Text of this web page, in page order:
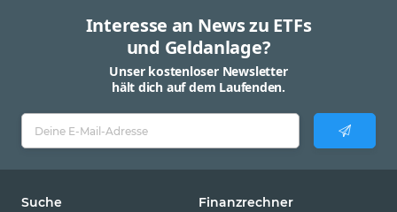
Interesse an News zu ETFs
und Geldanlage?
Unser kostenloser Newsletter
hält dich auf dem Laufenden.
Suche Finanzrechner